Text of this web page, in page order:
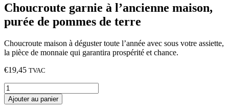
Choucroute garnie à l’ancienne maison,
purée de pommes de terre
Choucroute maison à déguster toute l’année avec sous votre assiette,
la pièce de monnaie qui garantira prospérité et chance.
€19,45 TVAC
quantité
de
Choucroute
Ajouter au panier